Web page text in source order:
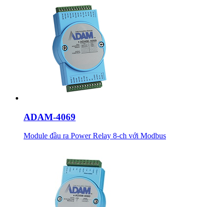
ADAM-4069
Module đầu ra Power Relay 8-ch với Modbus